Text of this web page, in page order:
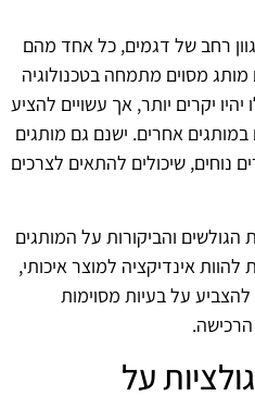
רחב של דגמים, כל אחד מהם
מותג מסוים מתמחה בטכנולוגיה
יקרים יותר, אך עשויים להציע
אחרים. ישנם גם מותגים
נוחים, שיכולים להתאים לצרכים
והביקורות על המותגים
להוות אינדיקציה למוצר איכותי,
להצביע על בעיות מסוימות
על